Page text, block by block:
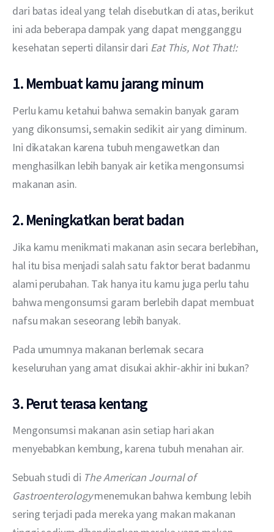
dari batas ideal yang telah disebutkan di atas, berikut
ini ada beberapa dampak yang dapat mengganggu
kesehatan seperti dilansir dari Eat This, Not That!:
1. Membuat kamu jarang minum
Perlu kamu ketahui bahwa semakin banyak garam
yang dikonsumsi, semakin sedikit air yang diminum.
Ini dikatakan karena tubuh mengawetkan dan
menghasilkan lebih banyak air ketika mengonsumsi
makanan asin.
2. Meningkatkan berat badan
Jika kamu menikmati makanan asin secara berlebihan,
hal itu bisa menjadi salah satu faktor berat badanmu
alami perubahan. Tak hanya itu kamu juga perlu tahu
bahwa mengonsumsi garam berlebih dapat membuat
nafsu makan seseorang lebih banyak.
Pada umumnya makanan berlemak secara
keseluruhan yang amat disukai akhir-akhir ini bukan?
3. Perut terasa kentang
Mengonsumsi makanan asin setiap hari akan
menyebabkan kembung, karena tubuh menahan air.
Sebuah studi di The American Journal of
Gastroenterology menemukan bahwa kembung lebih
sering terjadi pada mereka yang makan makanan